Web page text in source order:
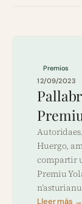
Premios
12/09/2023
Huergo,
compartir
Premiu
Lleer más →